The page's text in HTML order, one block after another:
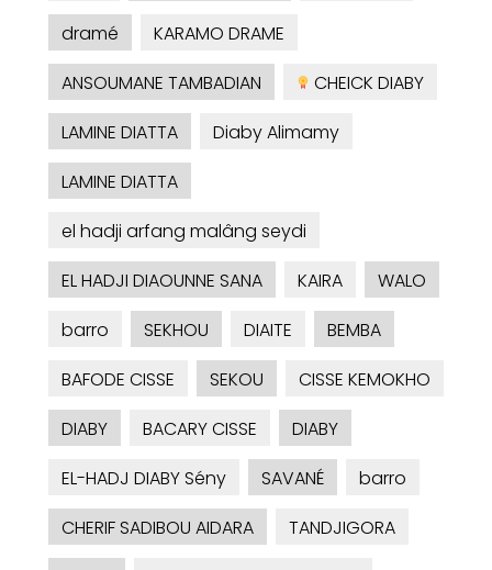
dramé
KARAMO DRAME
ANSOUMANE TAMBADIAN
CHEICK DIABY
LAMINE DIATTA
Diaby Alimamy
LAMINE DIATTA
el hadji arfang malâng seydi
EL HADJI DIAOUNNE SANA
KAIRA
WALO
barro
SEKHOU DIAITE
BEMBA
BAFODE CISSE
SEKOU
CISSE KEMOKHO
DIABY
BACARY CISSE
DIABY
EL-HADJ DIABY Sény
SAVANÉ
barro
CHERIF SADIBOU AIDARA
TANDJIGORA